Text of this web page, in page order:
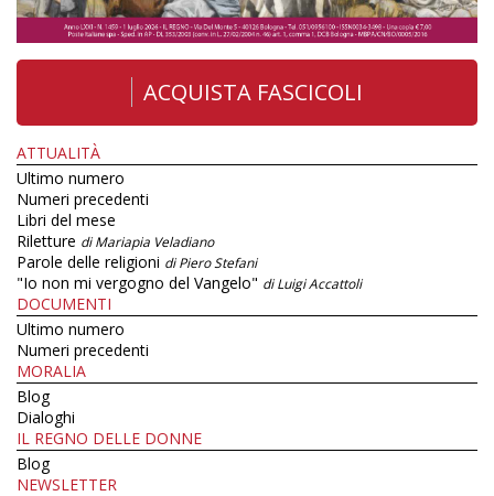
ACQUISTA FASCICOLI
ATTUALITÀ
Ultimo numero
Numeri precedenti
Libri del mese
Riletture di Mariapia Veladiano
Parole delle religioni di Piero Stefani
"Io non mi vergogno del Vangelo" di Luigi Accattoli
DOCUMENTI
Ultimo numero
Numeri precedenti
MORALIA
Blog
Dialoghi
IL REGNO DELLE DONNE
Blog
NEWSLETTER